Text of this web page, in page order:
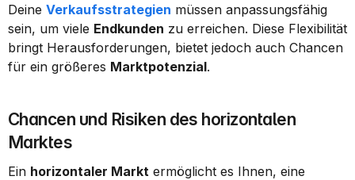
Deine Verkaufsstrategien müssen anpassungsfähig
sein, um viele Endkunden zu erreichen. Diese Flexibilität
bringt Herausforderungen, bietet jedoch auch Chancen
für ein größeres Marktpotenzial.
Chancen und Risiken des horizontalen
Marktes
Ein horizontaler Markt ermöglicht es Ihnen, eine